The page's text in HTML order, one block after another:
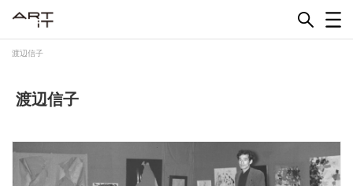
渡辺信子
渡辺信子